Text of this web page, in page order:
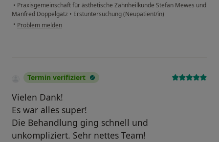
• Praxisgemeinschaft für ästhetische Zahnheilkunde Stefan Mewes und
Manfred Doppelgatz • Erstuntersuchung (Neupatient/in)
• Problem melden
Termin verifiziert
Vielen Dank!
Es war alles super!
Die Behandlung ging schnell und
unkompliziert. Sehr nettes Team!